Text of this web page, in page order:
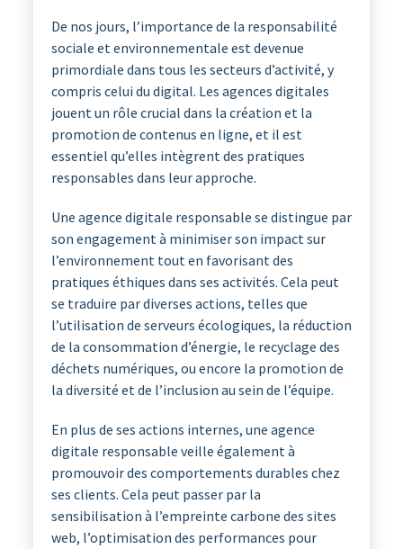
De nos jours, l’importance de la responsabilité
sociale et environnementale est devenue
primordiale dans tous les secteurs d’activité, y
compris celui du digital. Les agences digitales
jouent un rôle crucial dans la création et la
promotion de contenus en ligne, et il est
essentiel qu’elles intègrent des pratiques
responsables dans leur approche.
Une agence digitale responsable se distingue par
son engagement à minimiser son impact sur
l’environnement tout en favorisant des
pratiques éthiques dans ses activités. Cela peut
se traduire par diverses actions, telles que
l’utilisation de serveurs écologiques, la réduction
de la consommation d’énergie, le recyclage des
déchets numériques, ou encore la promotion de
la diversité et de l’inclusion au sein de l’équipe.
En plus de ses actions internes, une agence
digitale responsable veille également à
promouvoir des comportements durables chez
ses clients. Cela peut passer par la
sensibilisation à l’empreinte carbone des sites
web, l’optimisation des performances pour